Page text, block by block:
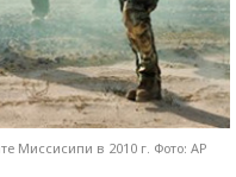
Миссисипи в 2010 г. Фото: AP